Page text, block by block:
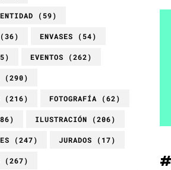
(59)
(36) ENVASES (54)
EVENTOS (262)
(290)
(216) FOTOGRAFÍA (62)
ILUSTRACIÓN (206)
(247) JURADOS (17)
(267)